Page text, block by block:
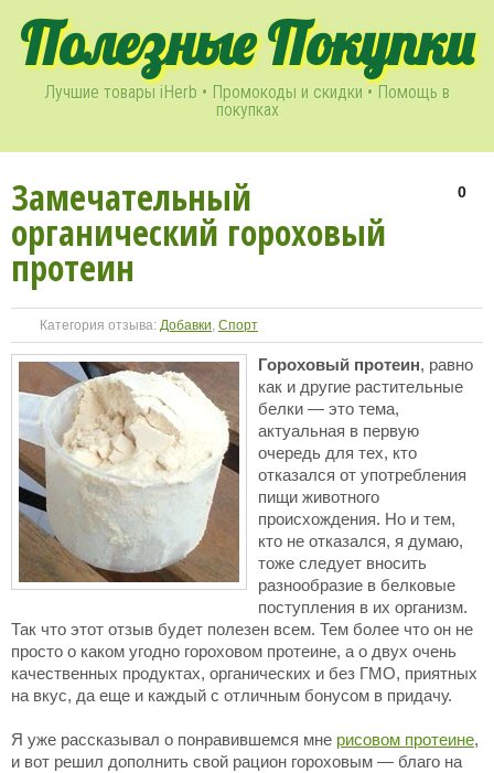
Полезные Покупки
Лучшие товары iHerb • Промокоды и скидки • Помощь в
покупках
0
Замечательный
органический гороховый
протеин
Категория отзыва: Добавки, Спорт
Гороховый протеин, равно
как и другие растительные
белки — это тема,
актуальная в первую
очередь для тех, кто
отказался от употребления
пищи животного
происхождения. Но и тем,
кто не отказался, я думаю,
тоже следует вносить
разнообразие в белковые
поступления в их организм.
Так что этот отзыв будет полезен всем. Тем более что он не
просто о каком угодно гороховом протеине, а о двух очень
качественных продуктах, органических и без ГМО, приятных
на вкус, да еще и каждый с отличным бонусом в придачу.
Я уже рассказывал о понравившемся мне рисовом протеине,
и вот решил дополнить свой рацион гороховым — благо на